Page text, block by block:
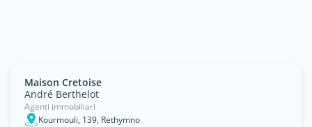
Maison Cretoise
André Berthelot
Agenti immobiliari
Kourmouli, 139, Rethymno